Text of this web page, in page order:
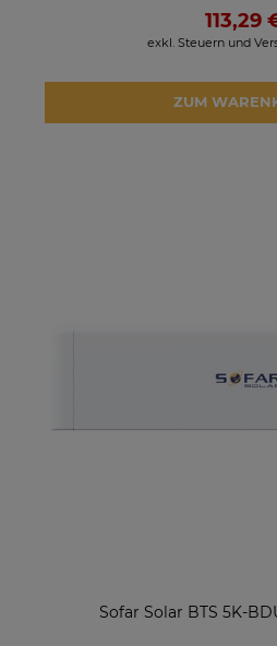
113,29
exkl. Steuern und
ZUM
Sofar Solar BTS 5K-